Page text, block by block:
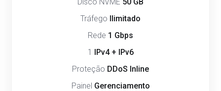
Tráfego Ilimitado
Rede 1 Gbps
1 IPv4 + IPv6
Proteção DDoS Inline
Painel Gerenciamento